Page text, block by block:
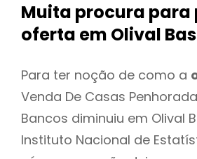
Muita procura para
oferta em Olival
Para ter noção de como a
Venda De Casas
Bancos diminuiu em Olival
Instituto Nacional de